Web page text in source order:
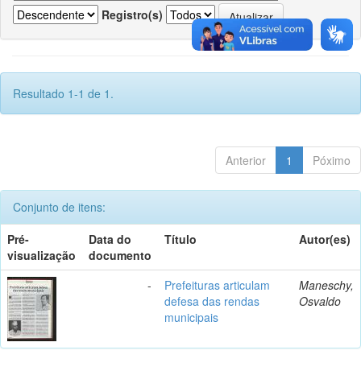
Registro(s)
Resultado 1-1 de 1.
Anterior 1 Póximo
Conjunto de itens:
Pré-
visualização
Data do
documento
Título Autor(es)
-
Prefeituras articulam
defesa das rendas
municipais
Maneschy,
Osvaldo